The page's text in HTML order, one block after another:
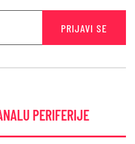
PRIJAVI SE
PERIFERIJE